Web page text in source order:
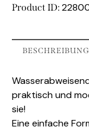
Product ID:
BESCHREIBUNG
praktisch und
sie!
Eine einfache